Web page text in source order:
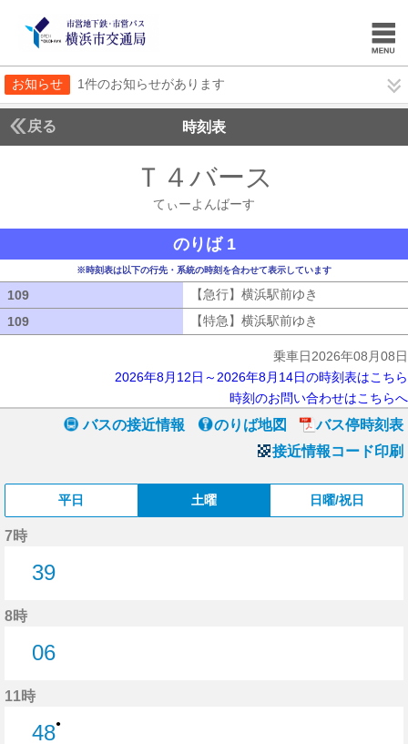
お知らせ 1件のお知らせがあります
戻る 時刻表
Ｔ４バース
てぃーよんばーす
のりば 1
※時刻表は以下の行先・系統の時刻を合わせて表示しています
109 【急行】横浜駅前ゆき
109
【特急】横浜駅前ゆき
乗車日2026年08月08日
2026年8月12日～2026年8月14日の時刻表はこちら
時刻のお問い合わせはこちらへ
バスの接近情報 のりば地図
バス停時刻表
接近情報コード印刷
平日 土曜 日曜/祝日
7時
39
8時
06
11時
48●